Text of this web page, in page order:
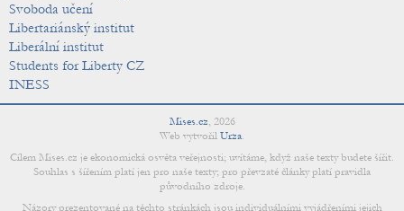
Svoboda učení
Libertariánský institut
Liberální institut
Students for Liberty CZ
INESS
Mises.cz, 2026
Web vytvořil Urza.
Cílem Mises.cz je ekonomická osvěta veřejnosti; uvítáme, když naše texty budete šířit.
Souhlas s šířením platí jen pro naše texty; pro převzaté články platí pravidla
původního zdroje.
Názory prezentované na těchto stránkách jsou individuálními vyjádřeními jejich